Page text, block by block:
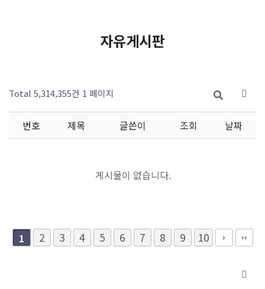
자유게시판
Total 5,314,355건 1 페이지
번호 제목 글쓴이 조회 날짜
게시물이 없습니다.
1 2 3 4 5 6 7 8 9 10